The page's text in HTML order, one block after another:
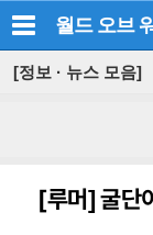
월드 오브
[정보 · 뉴스 모음]
[루머]굴단